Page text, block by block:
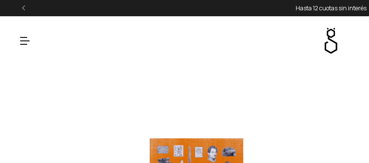
Envío gratis desde $60.000